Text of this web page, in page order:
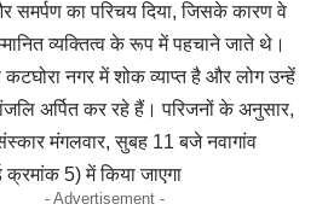
समर्पण का परिचय दिया, जिसके कारण वे
व्यक्तित्व के रूप में पहचाने जाते थे।
नगर में शोक व्याप्त है और लोग उन्हें
अर्पित कर रहे हैं। परिजनों के अनुसार,
मंगलवार, सुबह 11 बजे नवागांव
क्रमांक 5) में किया जाएगा
- Advertisement -